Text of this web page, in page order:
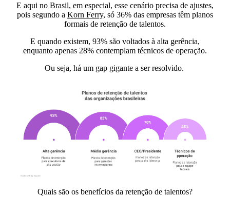
E aqui no Brasil, em especial, esse cenário precisa de ajustes,
pois segundo a Korn Ferry, só 36% das empresas têm planos
formais de retenção de talentos.
E quando existem, 93% são voltados à alta gerência,
enquanto apenas 28% contemplam técnicos de operação.
Ou seja, há um gap gigante a ser resolvido.
Quais são os benefícios da retenção de talentos?